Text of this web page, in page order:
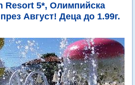
Resort 5*, Олимпийска
Август! Деца до 1.99г.